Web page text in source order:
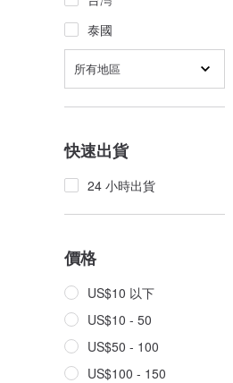
泰國
所有地區
快速出貨
24 小時出貨
價格
US$10 以下
US$10 - 50
US$50 - 100
US$100 - 150